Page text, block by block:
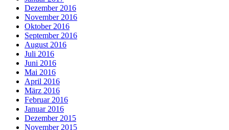
Dezember 2016
November 2016
Oktober 2016
September 2016
August 2016
Juli 2016
Juni 2016
Mai 2016
April 2016
März 2016
Februar 2016
Januar 2016
Dezember 2015
November 2015